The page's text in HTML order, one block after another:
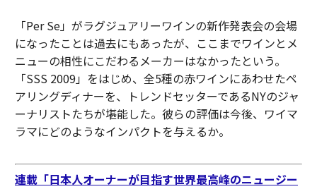
「Per Se」がラグジュアリーワインの新作発表会の会場
になったことは過去にもあったが、ここまでワインとメ
ニューの相性にこだわるメーカーはなかったという。
「SSS 2009」をはじめ、全5種の赤ワインにあわせたペ
アリングディナーを、トレンドセッターであるNYのジャ
ーナリストたちが堪能した。彼らの評価は今後、ワイマ
ラマにどのようなインパクトを与えるか。
連載「日本人オーナーが目指す世界最高峰のニュージー